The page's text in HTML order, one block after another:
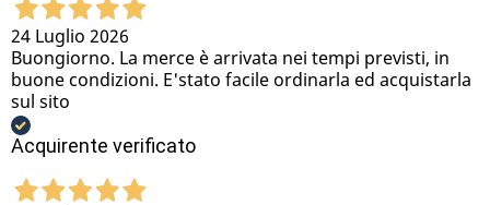
24 Luglio 2026
Buongiorno. La merce è arrivata nei tempi previsti, in
buone condizioni. E'stato facile ordinarla ed acquistarla
sul sito
Acquirente verificato